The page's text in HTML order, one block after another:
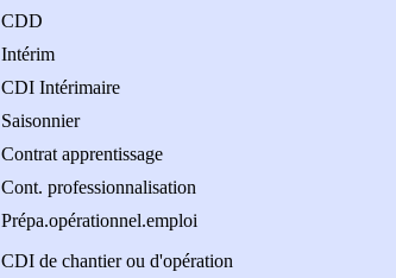
CDD
Intérim
CDI Intérimaire
Saisonnier
Contrat apprentissage
Cont. professionnalisation
Prépa.opérationnel.emploi
CDI de chantier ou d'opération